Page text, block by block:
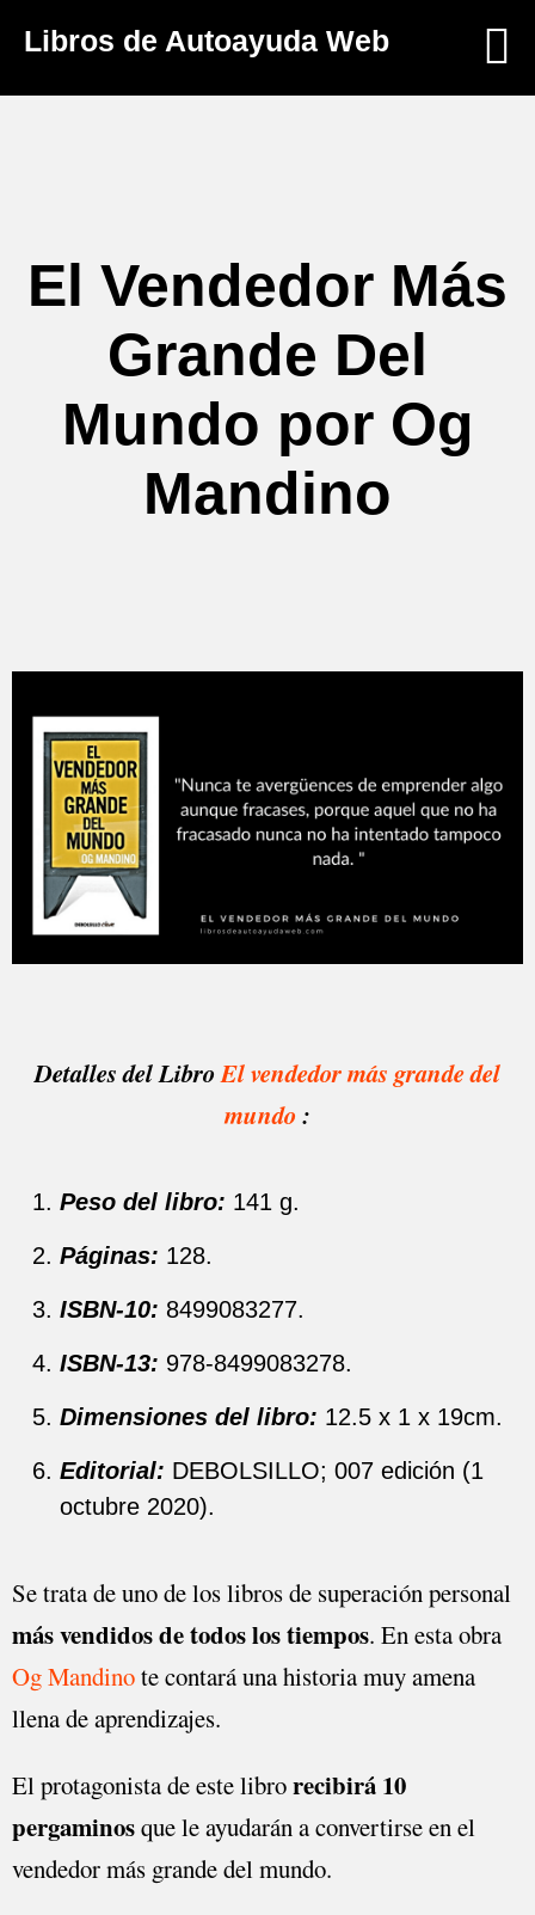
Libros de Autoayuda Web
El Vendedor Más
Grande Del
Mundo por Og
Mandino
Detalles del LibroEl vendedor más grande del
mundo :
Peso del libro: 141 g.
Páginas: 128.
ISBN-10: 8499083277.
ISBN-13: 978-8499083278.
Dimensiones del libro: 12.5 x 1 x 19cm.
Editorial: DEBOLSILLO; 007 edición (1
octubre 2020).
Se trata de uno de los libros de superación personal
más vendidos de todos los tiempos. En esta obra
Og Mandinote contará una historia muy amena
llena de aprendizajes.
El protagonista de este librorecibirá 10
pergaminosque le ayudarán a convertirse en el
vendedor más grande del mundo.